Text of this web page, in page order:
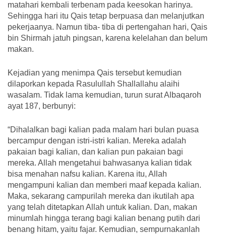
matahari kembali terbenam pada keesokan harinya.
Sehingga hari itu Qais tetap berpuasa dan melanjutkan
pekerjaanya. Namun tiba- tiba di pertengahan hari, Qais
bin Shirmah jatuh pingsan, karena kelelahan dan belum
makan.
Kejadian yang menimpa Qais tersebut kemudian
dilaporkan kepada Rasulullah Shallallahu alaihi
wasalam. Tidak lama kemudian, turun surat Albaqaroh
ayat 187, berbunyi:
“Dihalalkan bagi kalian pada malam hari bulan puasa
bercampur dengan istri-istri kalian. Mereka adalah
pakaian bagi kalian, dan kalian pun pakaian bagi
mereka. Allah mengetahui bahwasanya kalian tidak
bisa menahan nafsu kalian. Karena itu, Allah
mengampuni kalian dan memberi maaf kepada kalian.
Maka, sekarang campurilah mereka dan ikutilah apa
yang telah ditetapkan Allah untuk kalian. Dan, makan
minumlah hingga terang bagi kalian benang putih dari
benang hitam, yaitu fajar. Kemudian, sempurnakanlah